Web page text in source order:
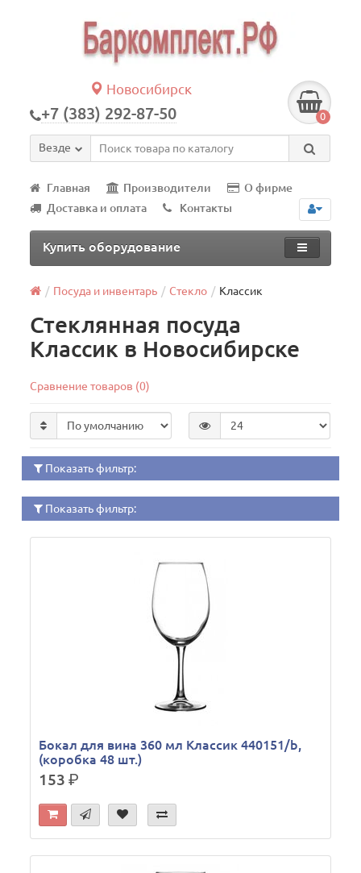
Новосибирск
+7 (383) 292-87-50 0
Везде
Главная Производители
О фирме
Доставка и оплата
Контакты
Купить оборудование
Посуда и инвентарь Стеклo Классик
Стеклянная посуда
Классик в Новосибирске
Сравнение товаров (0)
Показать фильтр:
Показать фильтр:
Бокал для вина 360 мл Классик 440151/b,
(коробка 48 шт.)
153р.